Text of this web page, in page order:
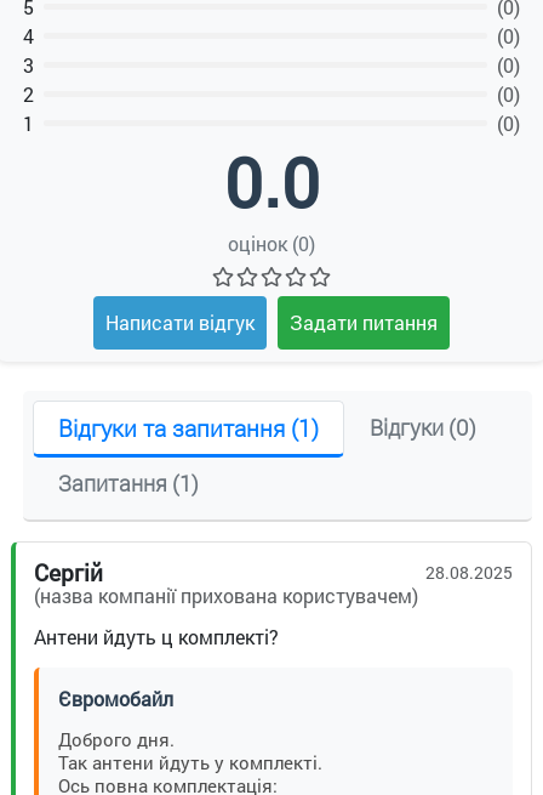
5
(0)
4
(0)
3
(0)
2
(0)
1
(0)
0.0
оцінок (0)
Написати відгук Задати питання
Відгуки та запитання (1)
Відгуки (0)
Запитання (1)
Сергій
(назва компанії прихована користувачем)
28.08.2025
Антени йдуть ц комплекті?
Євромобайл
Доброго дня.
Так антени йдуть у комплекті.
Ось повна комплектація: